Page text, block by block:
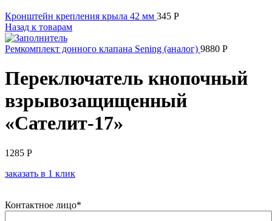
Кронштейн крепления крыла 42 мм 345 Р
Назад к товарам
Ремкомплект донного клапана Sening (аналог) 9880 Р
Переключатель кнопочный
взрывозащищенный
«Сателит-17»
1285 Р
заказать в 1 клик
Контактное лицо*